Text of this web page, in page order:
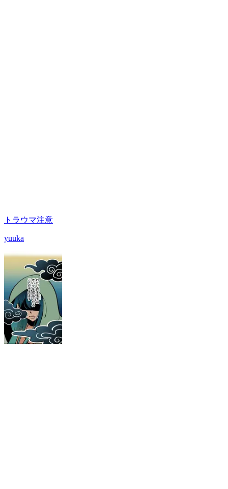
トラウマ注意
yuuka